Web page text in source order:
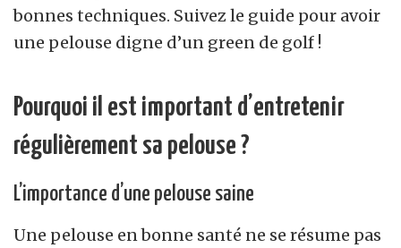
bonnes techniques. Suivez le guide pour avoir
une pelouse digne d’un green de golf !
Pourquoi il est important d’entretenir
régulièrement sa pelouse ?
L’importance d’une pelouse saine
Une pelouse en bonne santé ne se résume pas